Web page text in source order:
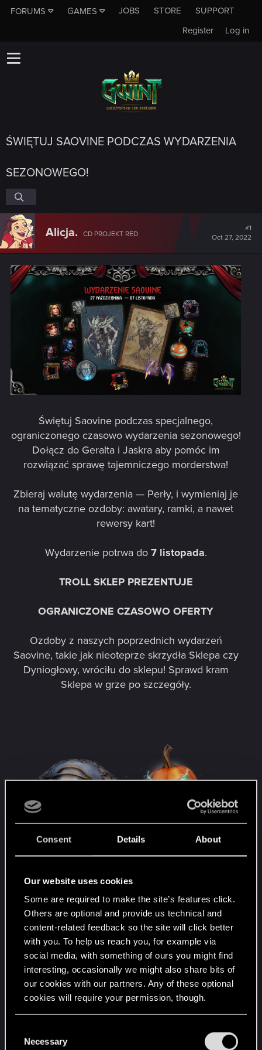
Consent Details About
Our website uses cookies
Some are required to make the site’s features click.
Others are optional and provide us technical and
content-related feedback so the site will click better
with you. To help us reach you, for example via
social media, with something of ours you might find
interesting, occasionally we might also share bits of
our cookies with our partners. Any of these optional
cookies will require your permission, though.
and tweak your preferences regarding them in the
Necessary
FORUMS GAMES JOBS STORE
SUPPORT
Log in
Register
ŚWIĘTUJ SAOVINE PODCZAS WYDARZENIA
SEZONOWEGO!
Alicja. CD PROJEKT RED
#1
Oct 27, 2022
Świętuj Saovine podczas specjalnego,
ograniczonego czasowo wydarzenia sezonowego!
Dołącz do Geralta i Jaskra aby pomóc im
rozwiązać sprawę tajemniczego morderstwa!​
Zbieraj walutę wydarzenia — Perły, i wymieniaj je
na tematyczne ozdoby: awatary, ramki, a nawet
rewersy kart!​
Wydarzenie potrwa do 7 listopada.​
TROLL SKLEP PREZENTUJE
OGRANICZONE CZASOWO OFERTY
Ozdoby z naszych poprzednich wydarzeń
Saovine, takie jak nieoteprze skrzydła Sklepa czy
Dyniogłowy, wróciłu do sklepu! Sprawd kram
Sklepa w grze po szczegóły.​